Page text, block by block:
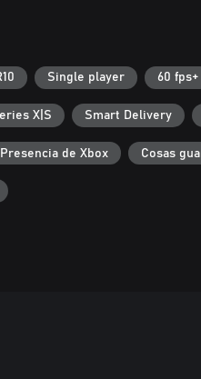
Single player 60 fps+
X|S Smart Delivery
Presencia de Xbox Cosas